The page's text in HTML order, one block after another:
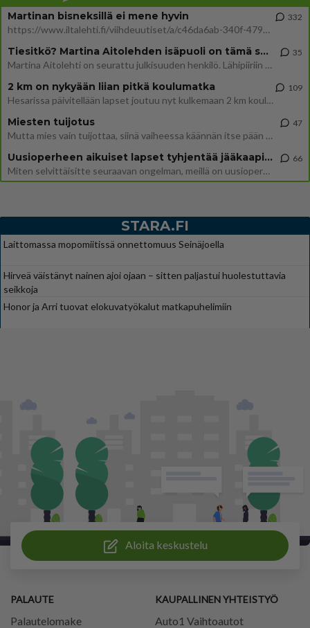
Martinan bisneksillä ei mene hyvin
https://www.iltalehti.fi/viihdeuutiset/a/c46da6ab-340f-4790-aaa7-0865eed2336 Yrityksen konkurssihakemus on tullut kärä
332
Tiesitkö? Martina Aitolehden isäpuoli on tämä suosittu laulaja
Martina Aitolehti on seurattu julkisuuden henkilö. Lähipiiriin mahtuu muitakin tunnettuja henkilöitä. Tiesitkö, että Ma
35
2 km on nykyään liian pitkä koulumatka
Hesarissa päivitellään lapset joutuu nyt kulkemaan 2 km kouluun jösses. Ruostefillarilla tuo matka menee vaikka miten äk
109
Miesten tuijotus
Mutta mies vain tuijottaa, siinä vaiheessa käännän itse pään pois. Mikä juttu? Yleensä jos joku tuijottaa tai katsoo, hä
47
Uusioperheen aikuiset lapset tyhjentää jääkaapin käydessään
Miten selvittäisitte seuraavan ongelman, meillä on uusioperhe, minulla teini-ikäiset lapset ja puolisolla aikuiset, jotk
66
STARA.FI
Laittomassa mopomiitissä onnettomuus Seinäjoella
Hirveä väistänyt nainen ajoi ojaan – sitten paljastui huolestuttavia
seikkoja
Honor ja Arri tuovat elokuvatyökalut matkapuhelimiin
Aloita keskustelu
PALAUTE
Palautelomake
KAUPALLINEN YHTEISTYÖ
Auto1 Vaihtoautot